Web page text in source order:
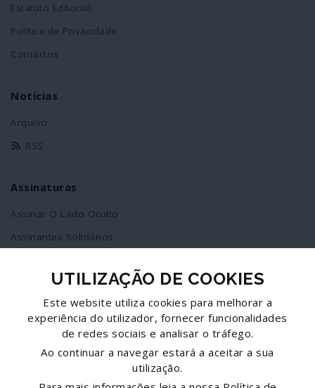
Estatuto Editorial
Política de Privacidade
Contactos
Notícias
Arquivo
RSS
Assinaturas
Assinar O Lado Oculto
Assinantes Solidários
Redes Sociais
Siga-nos no facebook
UTILIZAÇÃO DE COOKIES
Este website utiliza cookies para melhorar a
experiência do utilizador, fornecer funcionalidades
de redes sociais e analisar o tráfego.
Ao continuar a navegar estará a aceitar a sua
utilização.